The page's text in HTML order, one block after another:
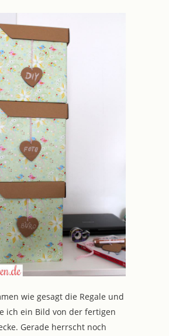
wie gesagt die Regale und
ich ein Bild von der fertigen
Gerade herrscht noch